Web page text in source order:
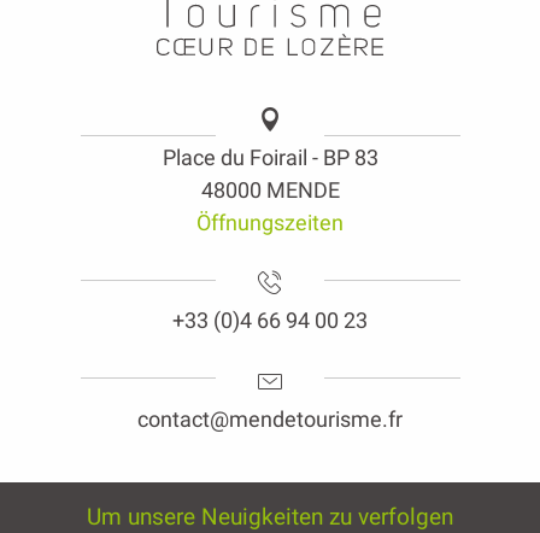
Place du Foirail - BP 83
48000 MENDE
Öffnungszeiten
+33 (0)4 66 94 00 23
contact@mendetourisme.fr
Um unsere Neuigkeiten zu verfolgen